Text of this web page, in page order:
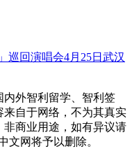
巡回演唱会4月25日武汉
外智利留学、智利签
自于网络，不为其真实
商业用途，如有异议请
文网将予以删除。